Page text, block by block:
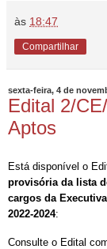
às 18:47
Compartilhar
sexta-feira, 4 de
Edital 2/
Aptos
Está disponível o
provisória da lista
cargos da
2022-2024:
Consulte o Edital